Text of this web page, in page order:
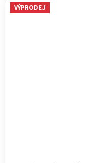
VÝPRODEJ